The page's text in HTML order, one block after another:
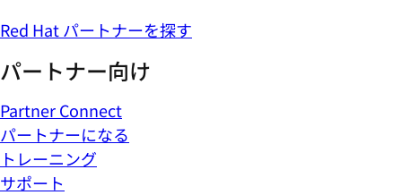
Red Hat パートナーを探す
パートナー向け
Partner Connect
パートナーになる
トレーニング
サポート